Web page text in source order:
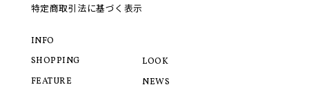
特定商取引法に基づく表示
INFO
SHOPPING
FEATURE
LOOK
NEWS